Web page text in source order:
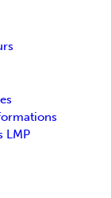
LMP